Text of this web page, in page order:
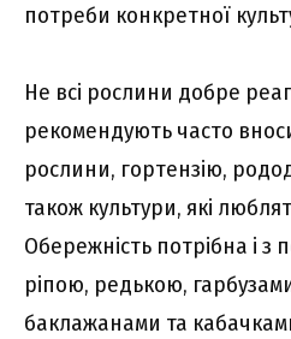
потреби конкретної
Не всі рослини добре
рекомендують часто
рослини, гортензію,
також культури, які
Обережність потрібна і
ріпою, редькою,
баклажанами та